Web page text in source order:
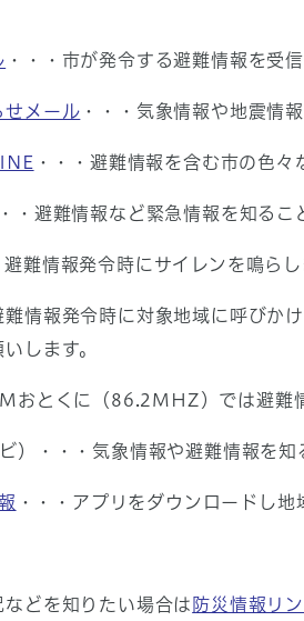
・・・市が発令する避難情報を受
せメール ・・・気象情報や地震情
・・・避難情報を含む市の色
・避難情報など緊急情報を知るこ
避難情報発令時にサイレンを鳴らし
難情報発令時に対象地域に呼びか
します。
おとくに（86.2MHZ）では避難
）・・・気象情報や避難情報を
・・・アプリをダウンロードし
どを知りたい場合は 防災情報リ